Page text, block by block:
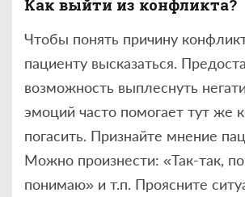
Как выйти из конфликта?
Чтобы понять причину
пациенту высказаться.
возможность выплеснуть
эмоций часто помогает тут же
погасить. Признайте мнение
Можно произнести: «Так-так,
понимаю» и т.п. Проясните